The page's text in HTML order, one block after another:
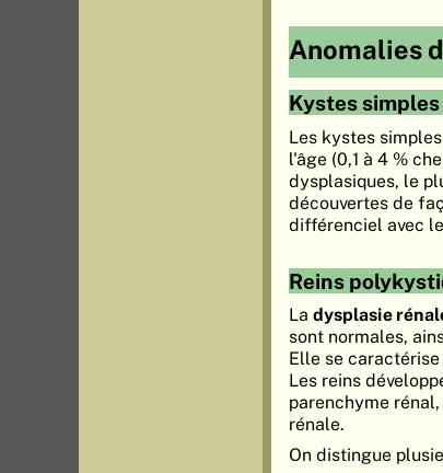
Anomalies
Kystes
Les kystes
l'âge (0,1 à 4 %
dysplasiques, le
découvertes de
différenciel avec
Reins
La dysplasie
sont normales,
Elle se
Les reins
parenchyme
rénale.
On distingue